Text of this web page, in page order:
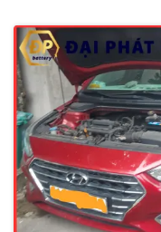
dân dụng từ các
DELKOR, SOLITE,